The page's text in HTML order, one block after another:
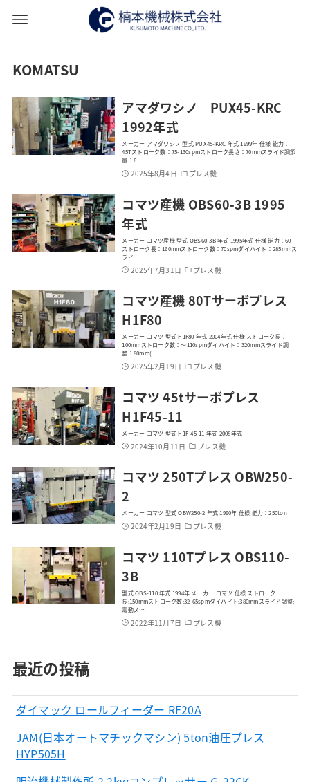
KOMATSU
アマダワシノ PUX45-KRC
1992年式
メーカー アマダワシノ 型式 PUX45-KRC 年式 1999年 仕様 能力：
45Tストローク数：75-130spmストローク長さ：70mmスライド調節
量：6…
2025年8月4日 プレス機
コマツ産機 OBS60-3B 1995
年式
メーカー コマツ産機 型式 OBS60-3B 年式 1995年式 仕様 能力：60T
ストローク長：160mmストローク数：70spmダイハイト：285mmス
ライ…
2025年7月31日 プレス機
コマツ産機 80Tサーボプレス
H1F80
メーカー コマツ 型式 H1F80 年式 2004年式 仕様 ストローク長：
100mmストローク数：～110spmダイハイト：320mmスライド調
整：80mm(…
2025年2月19日 プレス機
コマツ 45tサーボプレス
H1F45-11
メーカー コマツ 型式 H1F-45-11 年式 2008年式
2024年10月11日 プレス機
コマツ 250Tプレス OBW250-
2
メーカー コマツ 型式 OBW250-2 年式 1990年 仕様 能力：250ton
2024年2月19日 プレス機
コマツ 110Tプレス OBS110-
3B
型式 OBS-110 年式 1994年 メーカー コマツ 仕様 ストローク
長:150mmストローク数:32-65spmダイハイト:380mmスライド調整:
電動ス…
2022年11月7日 プレス機
最近の投稿
ダイマック ロールフィーダー RF20A
JAM(日本オートマチックマシン) 5ton油圧プレス
HYP505H